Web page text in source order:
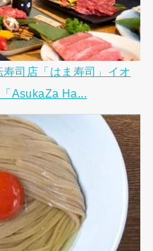
寿司店「はま寿司」イオ
AsukaZa Ha...